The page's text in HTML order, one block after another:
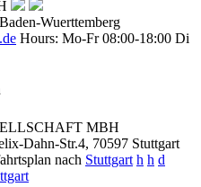
Baden-Wuerttemberg
Hours: Mo-Fr 08:00-18:00 Di
MBH
Dahn-Str.4, 70597 Stuttgart
nach Stuttgart h h d